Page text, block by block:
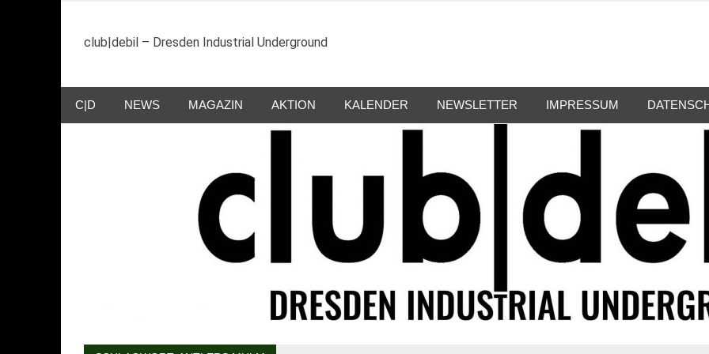
springen
club|debil – Dresden Industrial Underground
C|D NEWS MAGAZIN AKTION KALENDER NEWSLETTER IMPRESSUM